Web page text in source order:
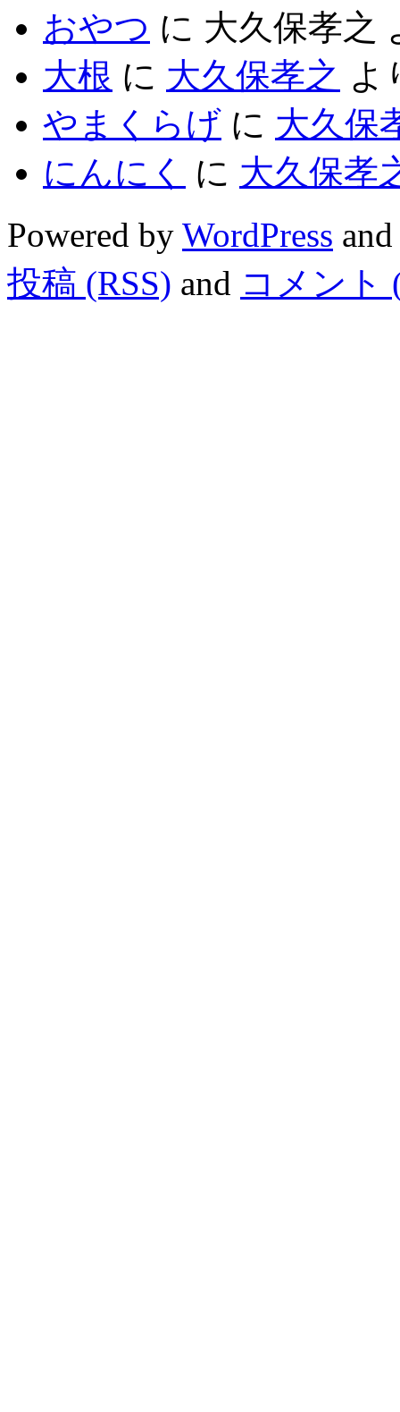
おやつ に 大久保孝之
大根 に 大久保孝之 よ
やまくらげ に 大久保
にんにく
に 大久保孝
Powered by WordPress
投稿 (RSS) and コメント